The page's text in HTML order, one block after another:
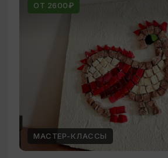
ОТ 2600₽
МАСТЕР-КЛАССЫ